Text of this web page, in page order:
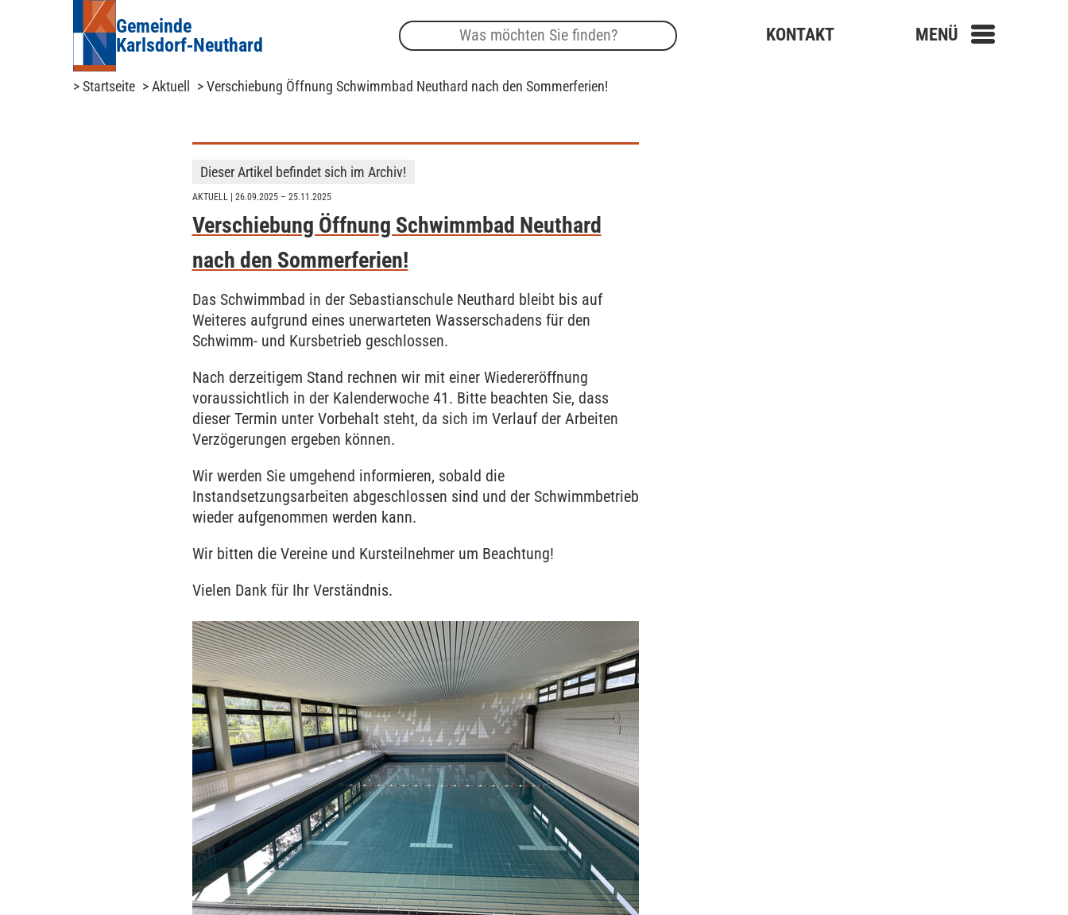
Gemeinde
Karlsdorf‑Neuthard
KONTAKT MENÜ
> Startseite > Aktuell > Verschiebung Öffnung Schwimmbad Neuthard nach den Sommerferien!
Dieser Artikel befindet sich im Archiv!
AKTUELL | 26.09.2025 – 25.11.2025
Verschiebung Öffnung Schwimmbad Neuthard
nach den Sommerferien!
Das Schwimmbad in der Sebastianschule Neuthard bleibt bis auf
Weiteres aufgrund eines unerwarteten Wasserschadens für den
Schwimm- und Kursbetrieb geschlossen.
Nach derzeitigem Stand rechnen wir mit einer Wiedereröffnung
voraussichtlich in der Kalenderwoche 41. Bitte beachten Sie, dass
dieser Termin unter Vorbehalt steht, da sich im Verlauf der Arbeiten
Verzögerungen ergeben können.
Wir werden Sie umgehend informieren, sobald die
Instandsetzungsarbeiten abgeschlossen sind und der Schwimmbetrieb
wieder aufgenommen werden kann.
Wir bitten die Vereine und Kursteilnehmer um Beachtung!
Vielen Dank für Ihr Verständnis.